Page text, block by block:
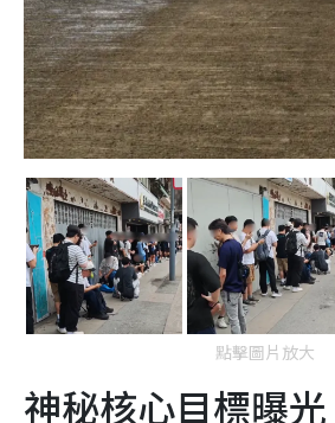
點擊圖片放大
神秘核心目標曝